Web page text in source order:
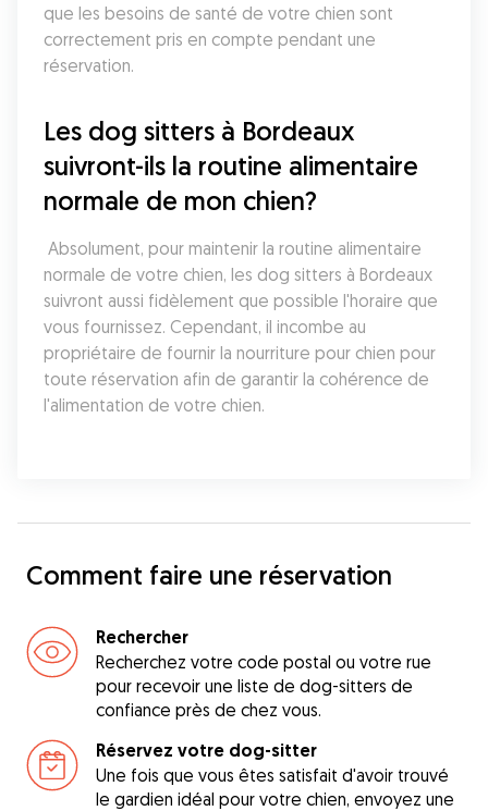
que les besoins de santé de votre chien sont
correctement pris en compte pendant une
réservation.
Les dog sitters à Bordeaux
suivront-ils la routine alimentaire
normale de mon chien?
normale de votre chien, les dog sitters à Bordeaux
suivront aussi fidèlement que possible l'horaire que
vous fournissez. Cependant, il incombe au
propriétaire de fournir la nourriture pour chien pour
toute réservation afin de garantir la cohérence de
l'alimentation de votre chien.
Comment faire une réservation
Rechercher
Recherchez votre code postal ou votre rue
pour recevoir une liste de dog-sitters de
confiance près de chez vous.
Réservez votre dog-sitter
Une fois que vous êtes satisfait d'avoir trouvé
le gardien idéal pour votre chien, envoyez une